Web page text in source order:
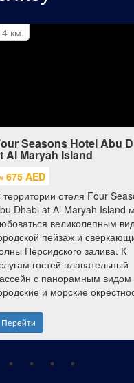
4 км.
Seasons Hotel Abu
Al Maryah Island
675 AED
отеля Four
Dhabi at Al Maryah Island
великолепным
пейзаж и
Персидского залива. К
гостей плавательный
с панорамным видом
и морские
Перейти